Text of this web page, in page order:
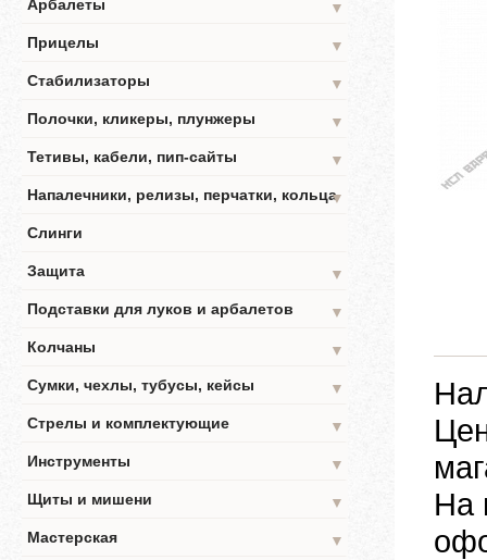
Арбалеты
▼
Прицелы
▼
Стабилизаторы
▼
Полочки, кликеры, плунжеры
▼
Тетивы, кабели, пип-сайты
▼
Напалечники, релизы, перчатки, кольца▼
Слинги
Защита
▼
Подставки для луков и арбалетов
▼
Колчаны
▼
Сумки, чехлы, тубусы, кейсы
▼
Стрелы и комплектующие
▼
Инструменты
▼
Щиты и мишени
▼
Мастерская
▼
На